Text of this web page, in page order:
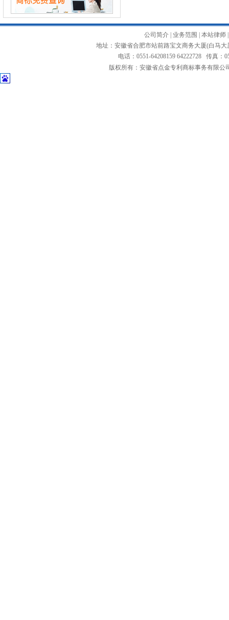
公司简介| 业务范围 本站律师
地址：安徽省合肥市站前路宝文商务大厦(白马
电话：0551-64208159 64222728 传真：
版权所有：安徽省点金专利商标事务有限公